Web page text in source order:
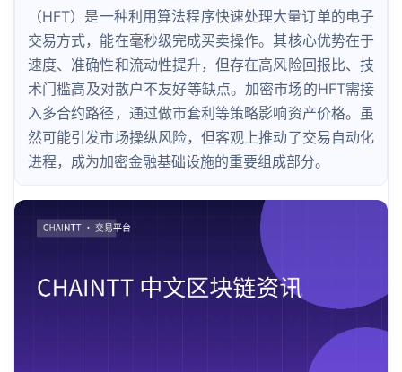
（HFT）是一种利用算法程序快速处理大量订单的电子
交易方式，能在毫秒级完成买卖操作。其核心优势在于
速度、准确性和流动性提升，但存在高风险回报比、技
术门槛高及对散户不友好等缺点。加密市场的HFT需接
入多合约路径，通过做市套利等策略影响资产价格。虽
然可能引发市场操纵风险，但客观上推动了交易自动化
进程，成为加密金融基础设施的重要组成部分。